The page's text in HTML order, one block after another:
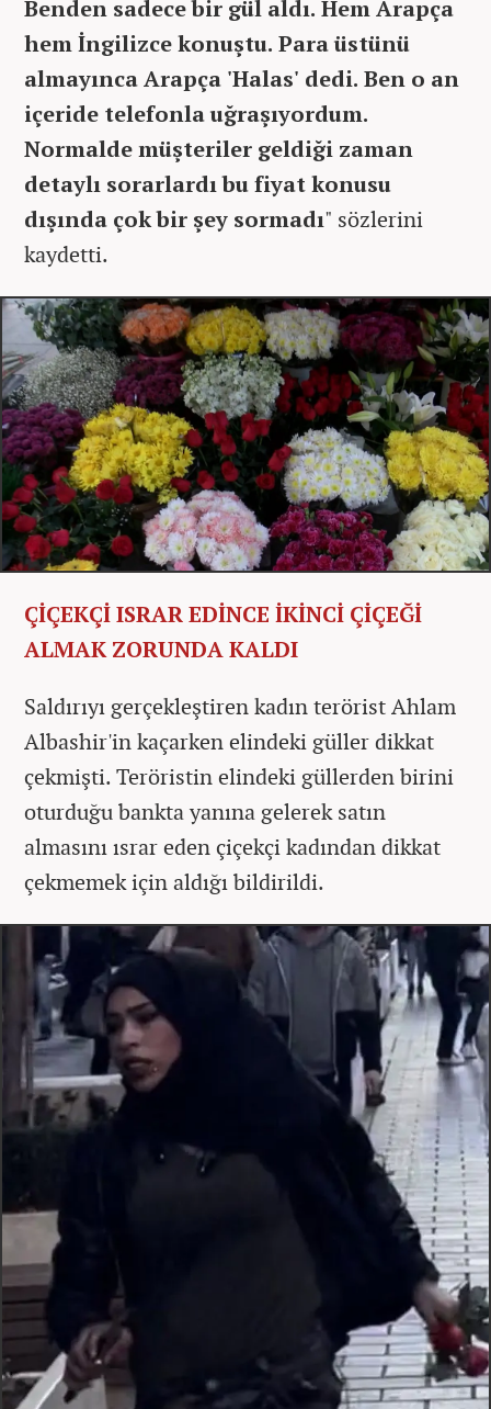
Benden sadece bir gül aldı. Hem Arapça
hem İngilizce konuştu. Para üstünü
almayınca Arapça 'Halas' dedi. Ben o an
içeride telefonla uğraşıyordum.
Normalde müşteriler geldiği zaman
detaylı sorarlardı bu fiyat konusu
dışında çok bir şey sormadı" sözlerini
kaydetti.
ÇİÇEKÇİ ISRAR EDİNCE İKİNCİ ÇİÇEĞİ
ALMAK ZORUNDA KALDI
Saldırıyı gerçekleştiren kadın terörist Ahlam
Albashir'in kaçarken elindeki güller dikkat
çekmişti. Teröristin elindeki güllerden birini
oturduğu bankta yanına gelerek satın
almasını ısrar eden çiçekçi kadından dikkat
çekmemek için aldığı bildirildi.